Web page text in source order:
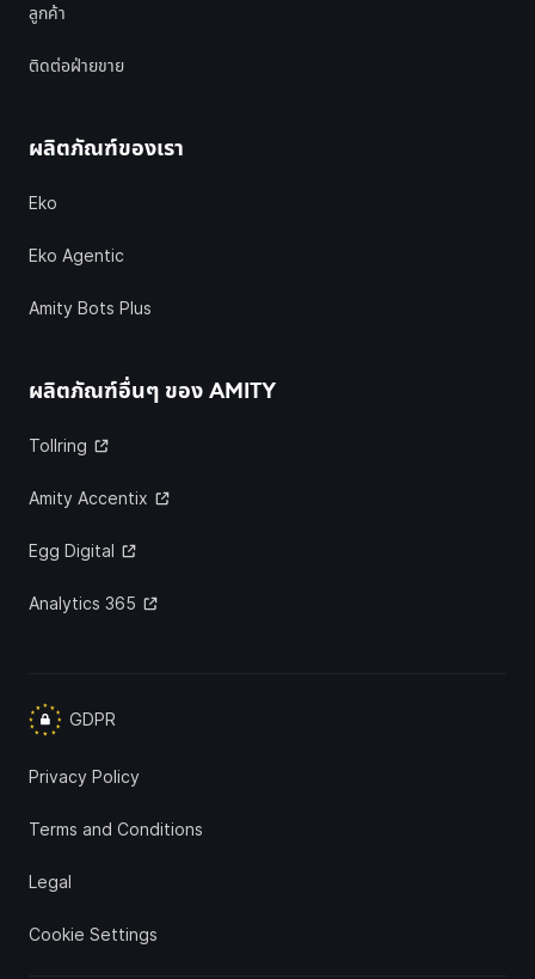
ลูกค้า
ติดต่อฝ่ายขาย
ผลิตภัณฑ์ของเรา
Eko
Eko Agentic
Amity Bots Plus
ผลิตภัณฑ์อื่นๆ ของ AMITY
Tollring
Amity Accentix
Egg Digital
Analytics 365
GDPR
Privacy Policy
Terms and Conditions
Legal
Cookie Settings